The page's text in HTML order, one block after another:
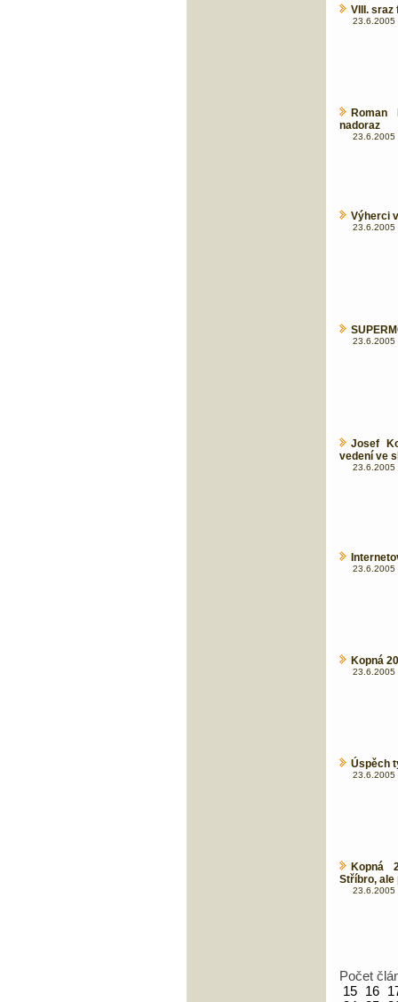
VIII. sraz
23.6.2005
nadoraz
23.6.2005
Výherci
23.6.2005
23.6.2005
Josef
vedení ve
23.6.2005
23.6.2005
Kopná
23.6.2005
Úspěch
23.6.2005
Kopná
Stříbro, ale
23.6.2005
Počet
15 16